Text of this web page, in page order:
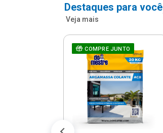
Destaques para você
Veja mais
COMPRE JUNTO